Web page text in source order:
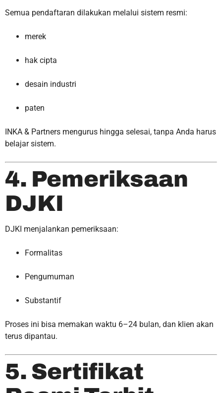
Semua pendaftaran dilakukan melalui sistem resmi:
merek
hak cipta
desain industri
paten
INKA & Partners mengurus hingga selesai, tanpa Anda harus
belajar sistem.
4. Pemeriksaan
DJKI
DJKI menjalankan pemeriksaan:
Formalitas
Pengumuman
Substantif
Proses ini bisa memakan waktu 6–24 bulan, dan klien akan
terus dipantau.
5. Sertifikat